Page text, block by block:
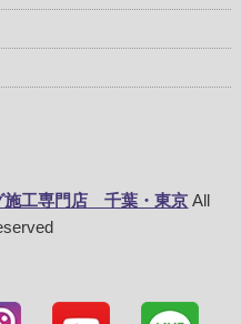
施工専門店 千葉・東京 All